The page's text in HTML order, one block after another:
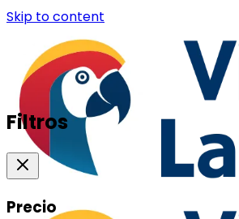
Skip to content
Filtros
Precio